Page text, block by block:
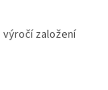
výročí založení